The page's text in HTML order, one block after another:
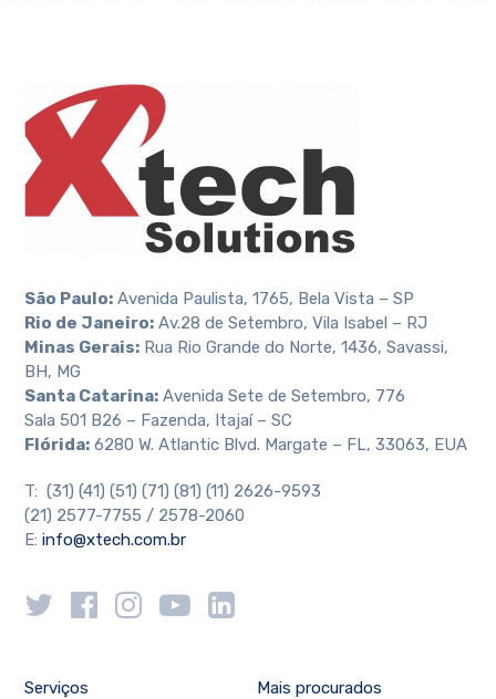
São Paulo: Avenida Paulista, 1765, Bela Vista – SP
Rio de Janeiro: Av.28 de Setembro, Vila Isabel – RJ
Minas Gerais: Rua Rio Grande do Norte, 1436, Savassi,
BH, MG
Santa Catarina: Avenida Sete de Setembro, 776
Sala 501 B26 – Fazenda, Itajaí – SC
Flórida: 6280 W. Atlantic Blvd. Margate – FL, 33063, EUA
T: (31) (41) (51) (71) (81) (11) 2626-9593
(21) 2577-7755 / 2578-2060
E:info@xtech.com.br
Serviços Mais procurados